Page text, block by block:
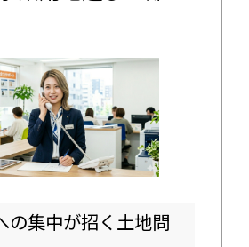
の集中が招く土地問